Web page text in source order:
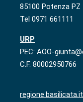
85100 Potenza PZ
Tel 0971 661111
URP
PEC: AOO-
C.F. 80002950766
regione.basilicata.it